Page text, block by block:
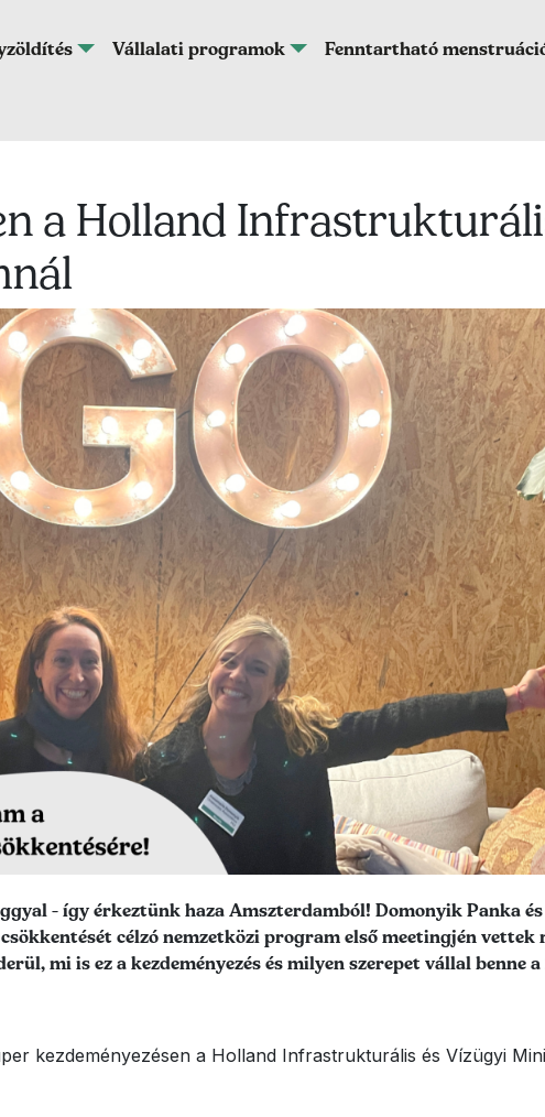
Vállalati programok Fenntartható
a Holland
- így érkeztünk haza Amszterdamból! Domonyik Panka
célzó nemzetközi program első meetingjén vettek
mi is ez a kezdeményezés és milyen szerepet vállal benne
kezdeményezésen a Holland Infrastrukturális és Vízügyi